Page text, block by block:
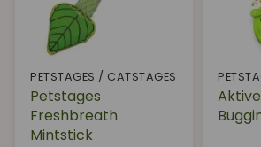
PETSTAGES / CATSTAGES
Petstages
Freshbreath
Mintstick